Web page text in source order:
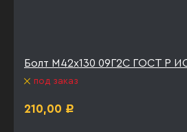
Болт М42х130 09Г2С ГОСТ Р
под заказ
210,00 Р